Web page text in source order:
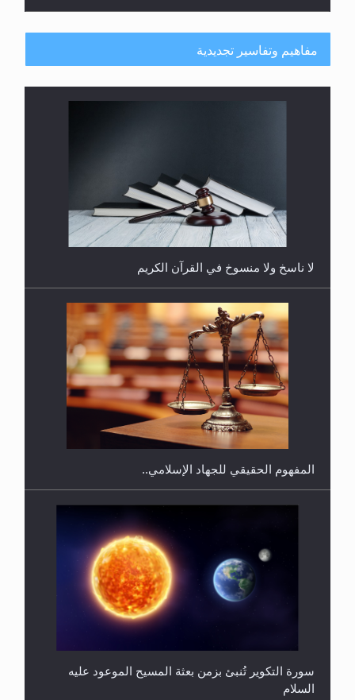
هل يُحسب حول الزكاة وفق السنة الميلادية أو الهجرية؟
هل يجوز فتح مشروع كوافير نسائي للمحجبات وغير
المحجبات؟
مفاهيم وتفاسير تجديدية
لا ناسخ ولا منسوخ في القرآن الكريم
المفهوم الحقيقي للجهاد الإسلامي..
سورة التكوير تُنبئ بزمن بعثة المسيح الموعود عليه
السلام